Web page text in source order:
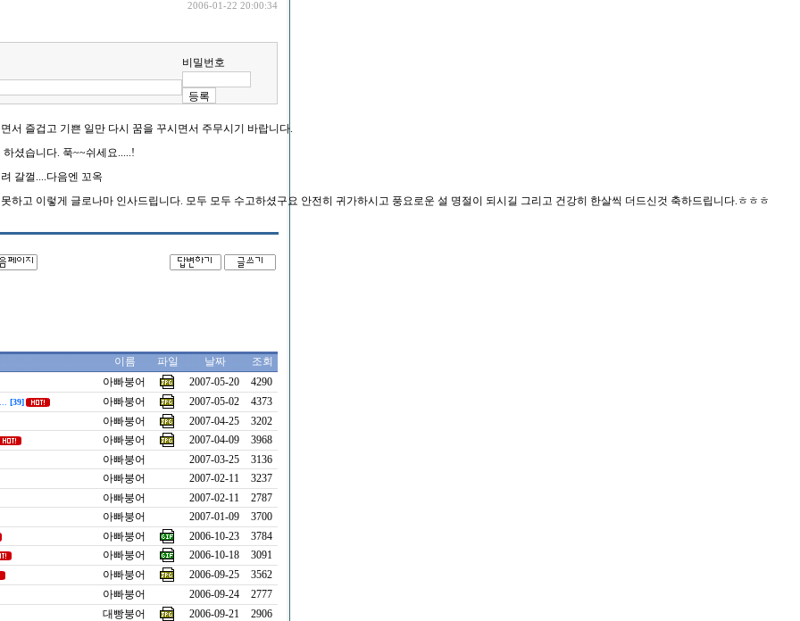
2006-01-22 20:00:34
비밀번호
서 즐겁고 기쁜 일만 다시 꿈을 꾸시면서 주무시기 바랍니다.
셨습니다. 푹~~쉬세요.....!
갈껄....다음엔 꼬옥
하고 이렇게 글로나마 인사드립니다. 모두 모두 수고하셨구요 안전히 귀가하시고 풍요로운 설 명절이 되시길 그리고 건강히 한살씩 더드신것 축하드립니다.ㅎㅎㅎ
이름 파일 날짜
조회
아빠붕어
2007-05-20 4290
[39] 아빠붕어 2007-05-02
4373
아빠붕어
2007-04-25
3202
아빠붕어
2007-04-09
3968
아빠붕어
2007-03-25
3136
아빠붕어
2007-02-11
3237
아빠붕어
2007-02-11
2787
아빠붕어
2007-01-09
3700
아빠붕어
2006-10-23
3784
아빠붕어
2006-10-18
3091
아빠붕어
2006-09-25
3562
아빠붕어
2006-09-24
2777
대빵붕어
2006-09-21
2906